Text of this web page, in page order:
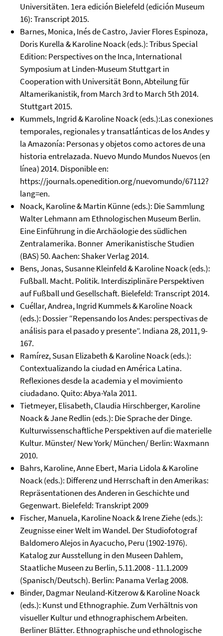
Universitäten. 1era edición Bielefeld (edición Museum
16): Transcript 2015.
Barnes, Monica, Inés de Castro, Javier Flores Espinoza,
Doris Kurella & Karoline Noack (eds.): Tribus Special
Edition: Perspectives on the Inca, International
Symposium at Linden-Museum Stuttgart in
Cooperation with Universität Bonn, Abteilung für
Altamerikanistik, from March 3rd to March 5th 2014.
Stuttgart 2015.
Kummels, Ingrid & Karoline Noack (eds.):Las conexiones
temporales, regionales y transatlánticas de los Andes y
la Amazonía: Personas y objetos como actores de una
historia entrelazada. Nuevo Mundo Mundos Nuevos (en
línea) 2014. Disponible en:
https://journals.openedition.org/nuevomundo/67112?
lang=en.
Noack, Karoline & Martin Künne (eds.): Die Sammlung
Walter Lehmann am Ethnologischen Museum Berlin.
Eine Einführung in die Archäologie des südlichen
Zentralamerika. Bonner Amerikanistische Studien
(BAS) 50. Aachen: Shaker Verlag 2014.
Bens, Jonas, Susanne Kleinfeld & Karoline Noack (eds.):
Fußball. Macht. Politik. Interdisziplinäre Perspektiven
auf Fußball und Gesellschaft. Bielefeld: Transcript 2014.
Cuéllar, Andrea, Ingrid Kummels & Karoline Noack
(eds.): Dossier “Repensando los Andes: perspectivas de
análisis para el pasado y presente”. Indiana 28, 2011, 9-
167.
Ramírez, Susan Elizabeth & Karoline Noack (eds.):
Contextualizando la ciudad en América Latina.
Reflexiones desde la academia y el movimiento
ciudadano. Quito: Abya-Yala 2011.
Tietmeyer, Elisabeth, Claudia Hirschberger, Karoline
Noack & Jane Redlin (eds.): Die Sprache der Dinge.
Kulturwissenschaftliche Perspektiven auf die materielle
Kultur. Münster/ New York/ München/ Berlin: Waxmann
2010.
Bahrs, Karoline, Anne Ebert, Maria Lidola & Karoline
Noack (eds.): Differenz und Herrschaft in den Amerikas:
Repräsentationen des Anderen in Geschichte und
Gegenwart. Bielefeld: Transkript 2009
Fischer, Manuela, Karoline Noack & Irene Ziehe (eds.):
Zeugnisse einer Welt im Wandel. Der Studiofotograf
Baldomero Alejos in Ayacucho, Peru (1902-1976).
Katalog zur Ausstellung in den Museen Dahlem,
Staatliche Museen zu Berlin, 5.11.2008 - 11.1.2009
(Spanisch/Deutsch). Berlin: Panama Verlag 2008.
Binder, Dagmar Neuland-Kitzerow & Karoline Noack
(eds.): Kunst und Ethnographie. Zum Verhältnis von
visueller Kultur und ethnographischem Arbeiten.
Berliner Blätter. Ethnographische und ethnologische